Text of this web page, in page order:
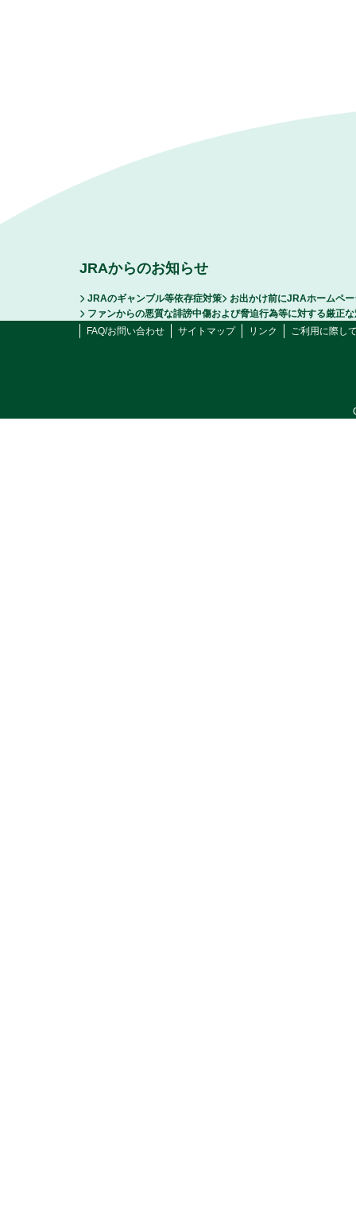
JRAからのお知らせ
JRAのギャンブル等依存症対策
お出かけ前にJRAホームペ
ファンからの悪質な誹謗中傷および脅迫行為等に対する厳正
FAQ/お問い合わせ
サイトマップ リンク ご利用に際し